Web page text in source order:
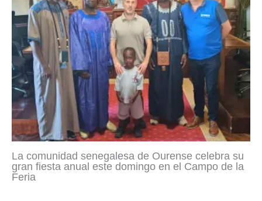
La comunidad senegalesa de Ourense celebra su
gran fiesta anual este domingo en el Campo de la
Feria